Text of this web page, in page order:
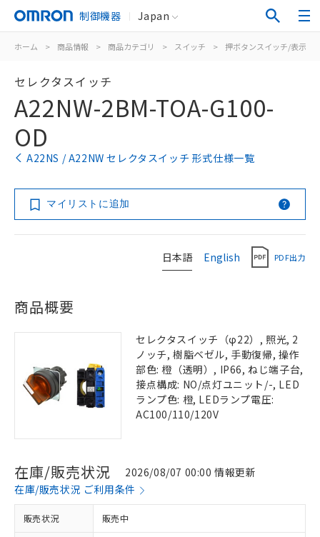
制御機器 Japan
ホーム > 商品情報 > 商品カテゴリ > スイッチ > 押ボタンスイッチ/表示灯
セレクタスイッチ
A22NW-2BM-TOA-G100-
OD
A22NS / A22NW セレクタスイッチ 形式仕様一覧
マイリストに追加
日本語 English PDF出力
商品概要
セレクタスイッチ（φ22）, 照光, 2
ノッチ, 樹脂ベゼル, 手動復帰, 操作
部色: 橙（透明）, IP66, ねじ端子台,
接点構成: NO/点灯ユニット/-, LED
ランプ色: 橙, LEDランプ電圧:
AC100/110/120V
在庫/販売状況
2026/08/07 00:00 情報更新
在庫/販売状況 ご利用条件
販売状況 販売中